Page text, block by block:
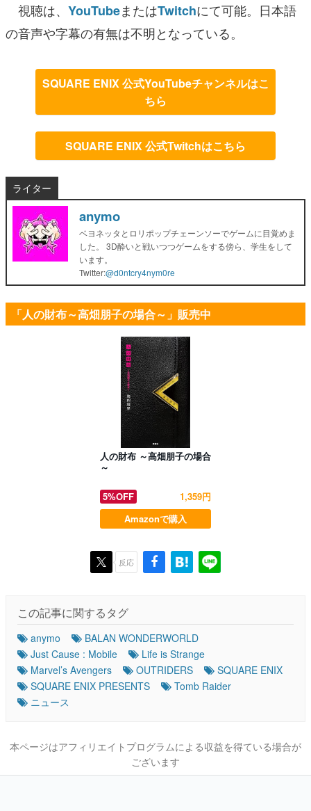
視聴は、 YouTubeまたはTwitchにて可能。日本語
の音声や字幕の有無は不明となっている。
SQUARE ENIX 公式YouTubeチャンネルはこ
ちら
SQUARE ENIX 公式Twitchはこちら
ライター
anymo
ベヨネッタとロリポップチェーンソーでゲームに目覚めま
した。 3D酔いと戦いつつゲームをする傍ら、学生をして
います。
Twitter:@d0ntcry4nym0re
「人の財布～高畑朋子の場合～」販売中
人の財布 ～高畑朋子の場合
～
5%OFF
1,359円
Amazonで購入
反応
この記事に関するタグ
anymo
BALAN WONDERWORLD
Just Cause : Mobile
Life is Strange
Marvel’s Avengers
OUTRIDERS
SQUARE ENIX
SQUARE ENIX PRESENTS
Tomb Raider
ニュース
本ページはアフィリエイトプログラムによる収益を得ている場合が
ございます